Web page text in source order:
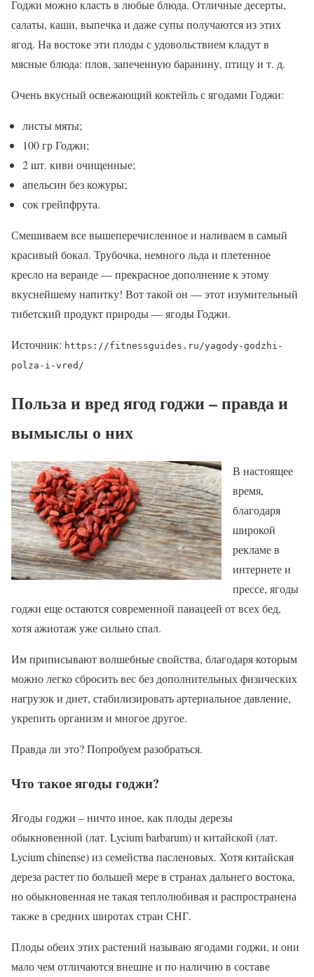
Годжи можно класть в любые блюда. Отличные десерты,
салаты, каши, выпечка и даже супы получаются из этих
ягод. На востоке эти плоды с удовольствием кладут в
мясные блюда: плов, запеченную баранину, птицу и т. д.
Очень вкусный освежающий коктейль с ягодами Годжи:
листы мяты;
100 гр Годжи;
2 шт. киви очищенные;
апельсин без кожуры;
сок грейпфрута.
Смешиваем все вышеперечисленное и наливаем в самый
красивый бокал. Трубочка, немного льда и плетенное
кресло на веранде — прекрасное дополнение к этому
вкуснейшему напитку! Вот такой он — этот изумительный
тибетский продукт природы — ягоды Годжи.
Источник: https://fitnessguides.ru/yagody-godzhi-
polza-i-vred/
Польза и вред ягод годжи – правда и
вымыслы о них
В настоящее
время,
благодаря
широкой
рекламе в
интернете и
прессе, ягоды
годжи еще остаются современной панацеей от всех бед,
хотя ажиотаж уже сильно спал.
Им приписывают волшебные свойства, благодаря которым
можно легко сбросить вес без дополнительных физических
нагрузок и диет, стабилизировать артериальное давление,
укрепить организм и многое другое.
Правда ли это? Попробуем разобраться.
Что такое ягоды годжи?
Ягоды годжи – ничто иное, как плоды дерезы
обыкновенной (лат. Lycium barbarum) и китайской (лат.
Lycium chinense) из семейства пасленовых. Хотя китайская
дереза растет по большей мере в странах дальнего востока,
но обыкновенная не такая теплолюбивая и распространена
также в средних широтах стран СНГ.
Плоды обеих этих растений называю ягодами годжи, и они
мало чем отличаются внешне и по наличию в составе